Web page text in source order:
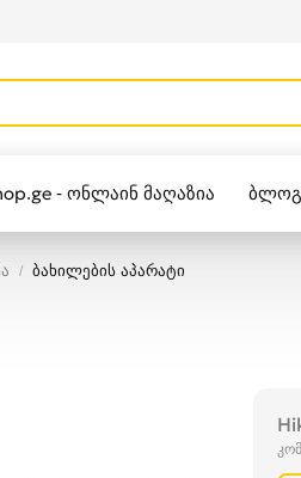
- ონლაინ მაღაზია
ბახილების აპარატი